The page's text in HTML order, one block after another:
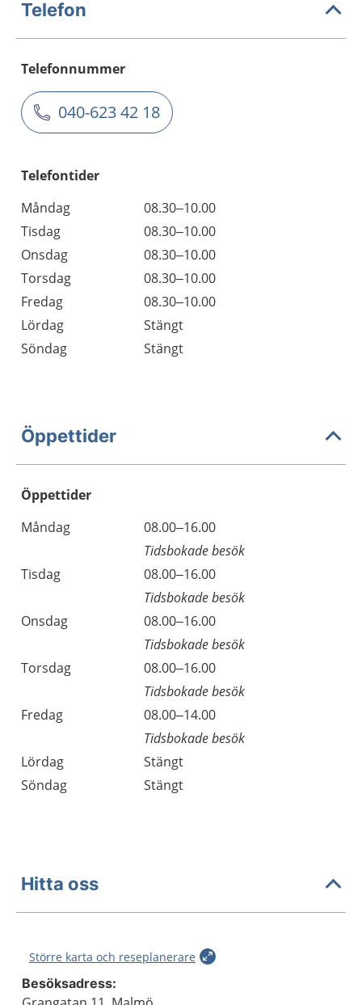
Telefon
Telefonnummer
040-623 42 18
Telefontider
Måndag
08.30–10.00
Tisdag
08.30–10.00
Onsdag
08.30–10.00
Torsdag
08.30–10.00
Fredag
08.30–10.00
Lördag
Stängt
Söndag
Stängt
Öppettider
Öppettider
Dag
Öppettider
Kommentarer
Måndag
08.00–16.00
Tidsbokade besök
Tisdag
08.00–16.00
Tidsbokade besök
Onsdag
08.00–16.00
Tidsbokade besök
Torsdag
08.00–16.00
Tidsbokade besök
Fredag
08.00–14.00
Tidsbokade besök
Lördag
Stängt
Söndag
Stängt
Hitta oss
Större karta och reseplanerare
Besöksadress: